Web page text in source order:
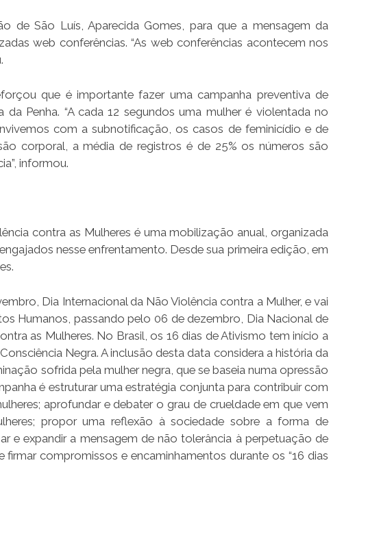
de São Luís, Aparecida Gomes, para que a mensagem da
web conferências. “As web conferências acontecem nos
que é importante fazer uma campanha preventiva de
Penha. “A cada 12 segundos uma mulher é violentada no
com a subnotificação, os casos de feminicídio e de
corporal, a média de registros é de 25% os números são
informou.
contra as Mulheres é uma mobilização anual, organizada
nesse enfrentamento. Desde sua primeira edição, em
Dia Internacional da Não Violência contra a Mulher, e vai
Humanos, passando pelo 06 de dezembro, Dia Nacional de
as Mulheres. No Brasil, os 16 dias de Ativismo tem início a
Negra. A inclusão desta data considera a história da
sofrida pela mulher negra, que se baseia numa opressão
é estruturar uma estratégia conjunta para contribuir com
aprofundar e debater o grau de crueldade em que vem
propor uma reflexão à sociedade sobre a forma de
e expandir a mensagem de não tolerância à perpetuação de
compromissos e encaminhamentos durante os “16 dias